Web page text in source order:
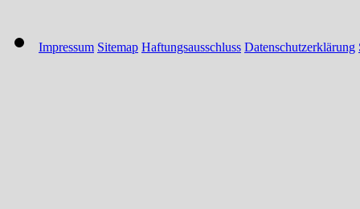
Impressum Sitemap Haftungsausschluss Datenschutzerklärung